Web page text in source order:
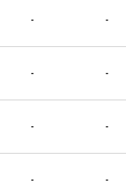
- -
- -
- -
- -